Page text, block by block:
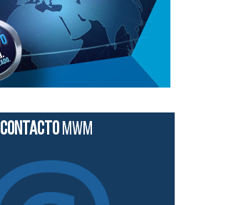
CONTACTOMWM